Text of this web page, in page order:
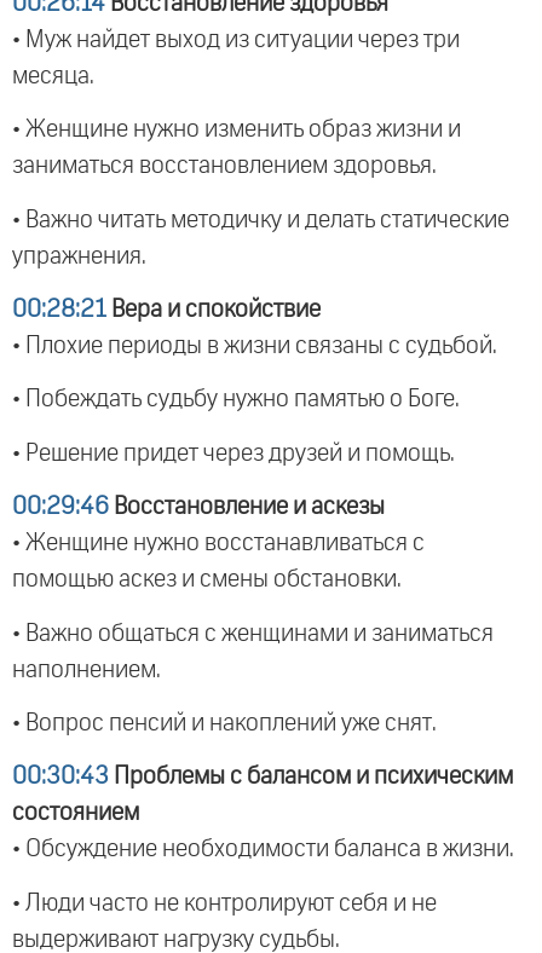
• Муж найдет выход из ситуации через три
месяца.
• Женщине нужно изменить образ жизни и
заниматься восстановлением здоровья.
• Важно читать методичку и делать статические
упражнения.
00:28:21 Вера и спокойствие
• Плохие периоды в жизни связаны с судьбой.
• Побеждать судьбу нужно памятью о Боге.
• Решение придет через друзей и помощь.
00:29:46 Восстановление и аскезы
• Женщине нужно восстанавливаться с
помощью аскез и смены обстановки.
• Важно общаться с женщинами и заниматься
наполнением.
• Вопрос пенсий и накоплений уже снят.
00:30:43 Проблемы с балансом и психическим
состоянием
• Обсуждение необходимости баланса в жизни.
• Люди часто не контролируют себя и не
выдерживают нагрузку судьбы.